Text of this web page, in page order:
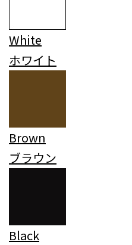
White
ホワイト
Brown
ブラウン
Black